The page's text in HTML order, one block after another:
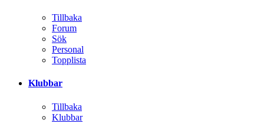
Tillbaka
Forum
Sök
Personal
Topplista
Klubbar
Tillbaka
Klubbar